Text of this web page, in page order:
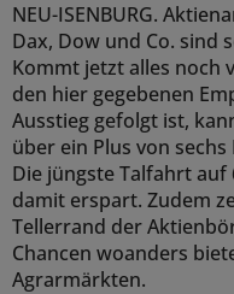
NEU-ISENBURG.
Dax, Dow und Co. sind
Kommt jetzt alles noch
den hier gegebenen
Ausstieg gefolgt ist,
über ein Plus von
Die jüngste Talfahrt auf
damit erspart. Zudem
Tellerrand der
Chancen woanders
Agrarmärkten.